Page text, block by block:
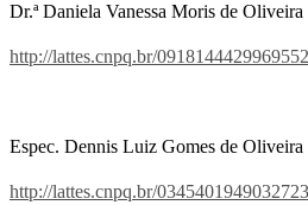
Dr.ª Daniela Vanessa Moris de Oliveira
http://lattes.cnpq.br/0918144429969552
Espec. Dennis Luiz Gomes de Oliveira
http://lattes.cnpq.br/0345401949032723